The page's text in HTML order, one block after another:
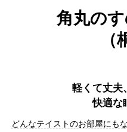
角丸の
（
軽くて丈夫
快適な
どんなテイストのお部屋にも